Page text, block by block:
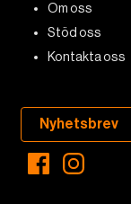
Om oss
Stöd oss
Kontakta oss
Nyhetsbrev